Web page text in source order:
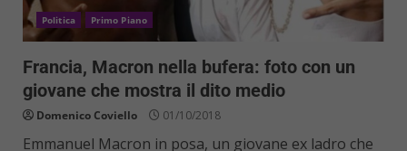
Politica Primo Piano
Francia, Macron nella bufera: foto con un
giovane che mostra il dito medio
Domenico Coviello 01/10/2018
Emmanuel Macron in posa, un giovane ex ladro che